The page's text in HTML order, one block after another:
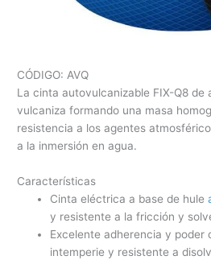
CÓDIGO: AVQ
La cinta autovulcanizable FIX-Q8 de
vulcaniza formando una masa
resistencia a los agentes
a la inmersión en agua.
Características
Cinta eléctrica a base de hule
y resistente a la fricción y
Excelente adherencia y poder
intemperie y resistente a